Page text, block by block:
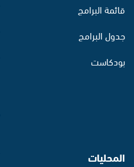
قائمة البرامج
جدول البرامج
بودكاست
المحليات